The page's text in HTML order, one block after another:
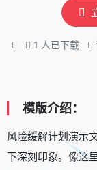
1 人已下载
模版介绍：
风险缓解计划演示
下深刻印象。像这